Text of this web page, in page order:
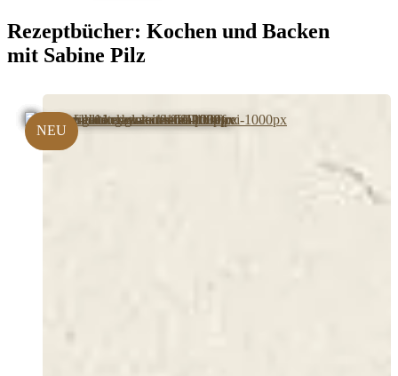
Rezeptbücher: Kochen und Backen
mit Sabine Pilz
NEU